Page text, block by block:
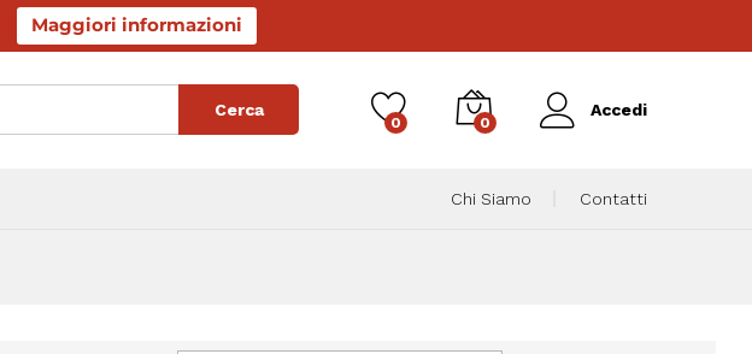
Maggiori informazioni
Cerca
0 0
Accedi
Chi Siamo Contatti